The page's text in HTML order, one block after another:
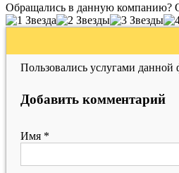
Обращались в данную компанию?
Пользовались услугами
Добавить комментарий
Имя *